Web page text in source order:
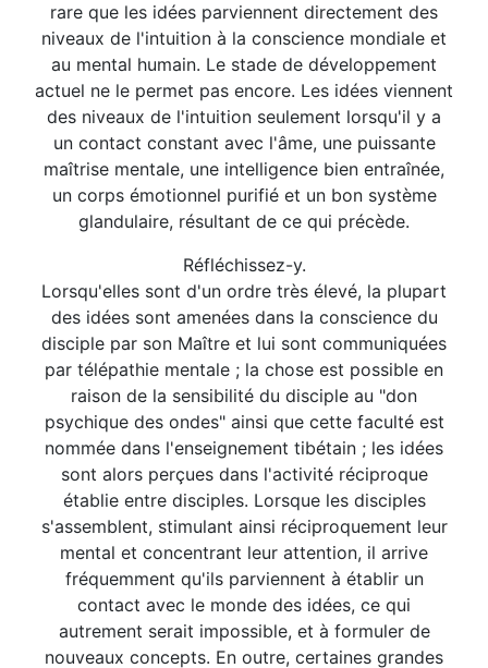
rare que les idées parviennent directement des
niveaux de l'intuition à la conscience mondiale et
au mental humain. Le stade de développement
actuel ne le permet pas encore. Les idées viennent
des niveaux de l'intuition seulement lorsqu'il y a
un contact constant avec l'âme, une puissante
maîtrise mentale, une intelligence bien entraînée,
un corps émotionnel purifié et un bon système
glandulaire, résultant de ce qui précède.
Réfléchissez-y.
Lorsqu'elles sont d'un ordre très élevé, la plupart
des idées sont amenées dans la conscience du
disciple par son Maître et lui sont communiquées
par télépathie mentale ; la chose est possible en
raison de la sensibilité du disciple au "don
psychique des ondes" ainsi que cette faculté est
nommée dans l'enseignement tibétain ; les idées
sont alors perçues dans l'activité réciproque
établie entre disciples. Lorsque les disciples
s'assemblent, stimulant ainsi réciproquement leur
mental et concentrant leur attention, il arrive
fréquemment qu'ils parviennent à établir un
contact avec le monde des idées, ce qui
autrement serait impossible, et à formuler de
nouveaux concepts. En outre, certaines grandes